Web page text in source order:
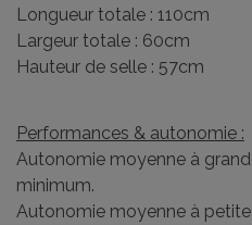
Longueur totale : 110cm
Largeur totale : 60cm
Hauteur de selle : 57cm
Performances & autonomie :
Autonomie moyenne à
minimum.
Autonomie moyenne à